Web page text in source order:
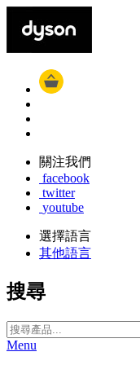
關注我們
facebook
twitter
youtube
選擇語言
其他語言
搜尋
Menu